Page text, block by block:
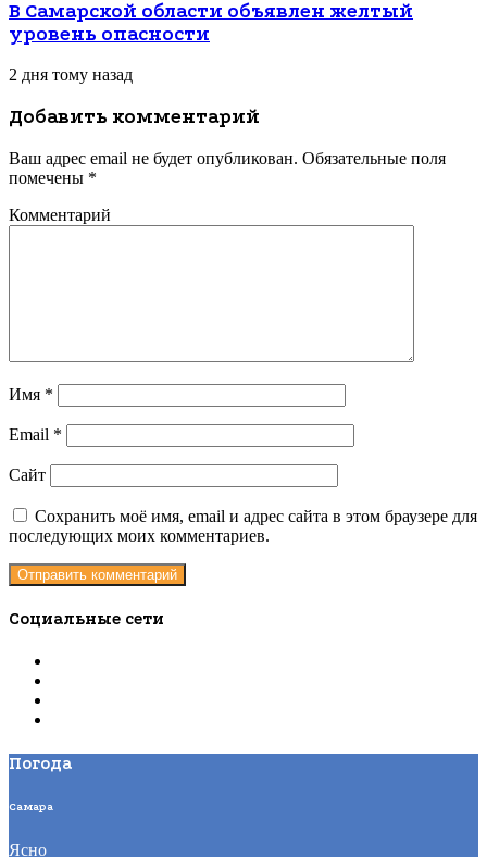
В Самарской области объявлен желтый
уровень опасности
2 дня тому назад
Добавить комментарий
Ваш адрес email не будет опубликован. Обязательные поля
помечены *
Комментарий
Имя *
Email *
Сайт
Сохранить моё имя, email и адрес сайта в этом браузере для
последующих моих комментариев.
Социальные сети
Погода
Самара
Ясно